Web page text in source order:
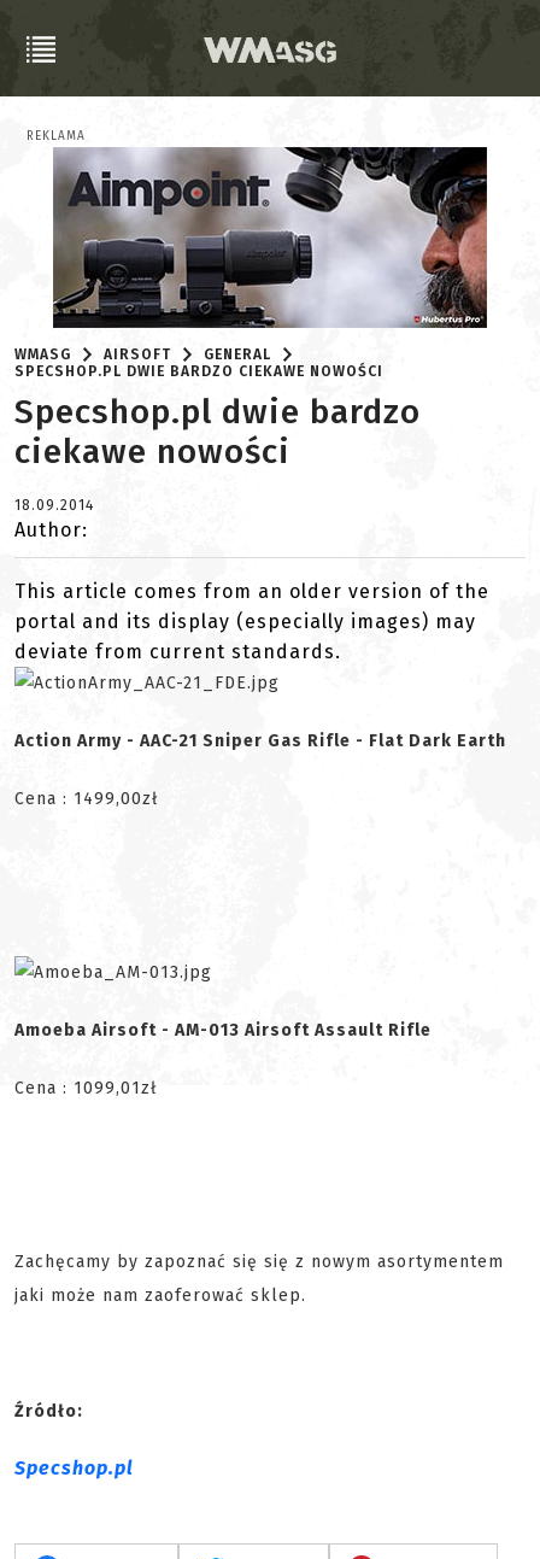
REKLAMA
WMASG AIRSOFT
GENERAL
SPECSHOP.PL DWIE BARDZO CIEKAWE NOWOŚCI
Specshop.pl dwie bardzo
ciekawe nowości
18.09.2014
Author:
This article comes from an older version of the
portal and its display (especially images) may
deviate from current standards.
Action Army - AAC-21 Sniper Gas Rifle - Flat Dark Earth
Cena : 1499,00zł
Amoeba Airsoft - AM-013 Airsoft Assault Rifle
Cena : 1099,01zł
Zachęcamy by zapoznać się się z nowym asortymentem
jaki może nam zaoferować sklep.
Źródło:
Specshop.pl